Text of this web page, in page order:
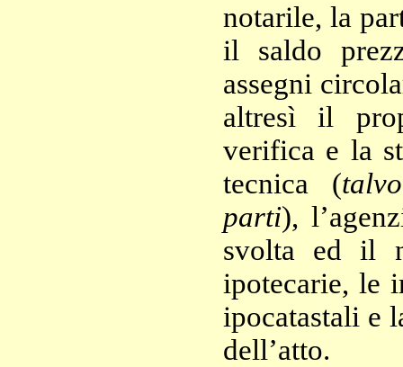
notarile, la
il saldo
assegni
altresì il
verifica e la
tecnica (
parti),
svolta ed il
ipotecarie, le
ipocatastali e
dell’atto.